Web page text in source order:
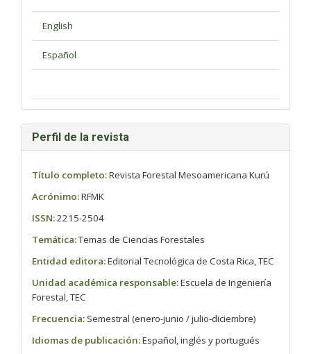
Perfil de la revista
Título completo:Revista Forestal Mesoamericana Kurú
Acrónimo:RFMK
ISSN:2215-2504
Temática:Temas de Ciencias Forestales
Entidad editora:Editorial Tecnológica de Costa Rica, TEC
Unidad académica responsable:Escuela de Ingeniería
Forestal, TEC
Frecuencia: Semestral (enero-junio / julio-diciembre)
Idiomas de publicación:Español, inglés y portugués